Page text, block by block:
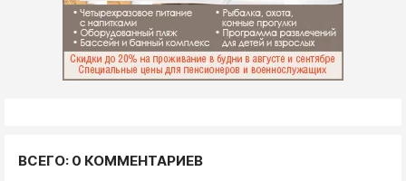
ВСЕГО: 0 КОММЕНТАРИЕВ